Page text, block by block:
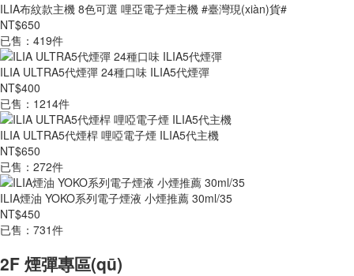
ILIA布紋款主機 8色可選 哩亞電子煙主機 #臺灣現(xiàn)貨#
NT$650
已售：419件
ILIA ULTRA5代煙彈 24種口味 ILIA5代煙彈
NT$400
已售：1214件
ILIA ULTRA5代煙桿 哩啞電子煙 ILIA5代主機
NT$650
已售：272件
ILIA煙油 YOKO系列電子煙液 小煙推薦 30ml/35
NT$450
已售：731件
2F 煙彈專區(qū)